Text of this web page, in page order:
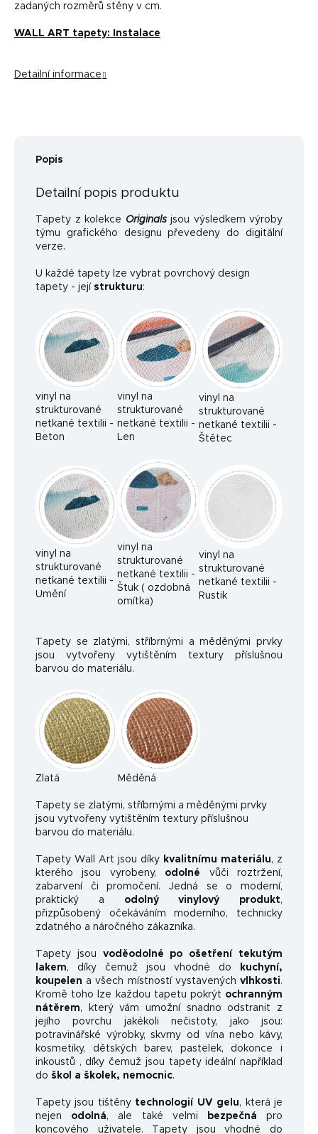
zadaných rozměrů stěny v cm.
WALL ART tapety: Instalace
Detailní informace
Popis
Detailní popis produktu
Tapety z kolekce Originalsjsou výsledkem výroby
týmu grafického designu převedeny do digitální
verze.
U každé tapety lze vybrat povrchový design
tapety - její strukturu:
vinyl na
strukturované
netkané textilii -
Beton
vinyl na
strukturované
netkané textilii -
Len
vinyl na
strukturované
netkané textilii -
Štětec
vinyl na
strukturované
netkané textilii -
Umění
vinyl na
strukturované
netkané textilii -
Štuk ( ozdobná
omítka)
vinyl na
strukturované
netkané textilii -
Rustik
Tapety se zlatými, stříbrnými a měděnými prvky
jsou vytvořeny vytištěním textury příslušnou
barvou do materiálu.
Zlatá Měděná
Tapety se zlatými, stříbrnými a měděnými prvky
jsou vytvořeny vytištěním textury příslušnou
barvou do materiálu.
Tapety Wall Art jsou díky kvalitnímu materiálu, z
kterého jsou vyrobeny, odolné vůči roztržení,
zabarvení či promočení. Jedná se o moderní,
praktický a
odolný vinylový produkt,
přizpůsobený očekáváním moderního, technicky
zdatného a náročného zákazníka.
Tapety jsou voděodolné po ošetření tekutým
lakem, díky čemuž jsou vhodné do
kuchyní,
koupelen a všech místností vystavených vlhkosti.
Kromě toho lze každou tapetu pokrýt ochranným
nátěrem, který vám umožní snadno odstranit z
jejího povrchu jakékoli nečistoty, jako jsou:
potravinářské výrobky, skvrny od vína nebo kávy,
kosmetiky, dětských barev, pastelek, dokonce i
inkoustů , díky čemuž jsou tapety ideální například
do škol a školek, nemocnic.
Tapety jsou tištěny technologií UV gelu, která je
nejen odolná, ale také velmi bezpečná pro
koncového uživatele. Tapety jsou vhodné do